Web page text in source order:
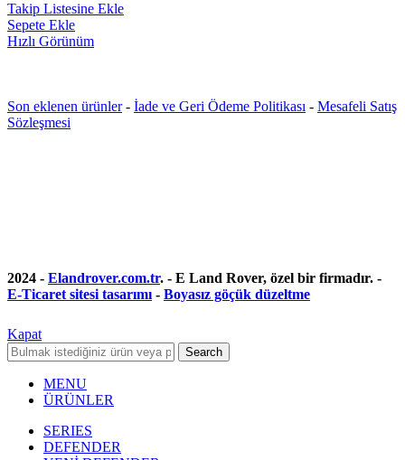
Takip Listesine Ekle
Sepete Ekle
Hızlı Görünüm
Son eklenen ürünler- İade ve Geri Ödeme Politikası - Mesafeli Satış
Sözleşmesi
2024 - Elandrover.com.tr. - E Land Rover, özel bir firmadır. -
E-Ticaret sitesi tasarımı - Boyasız göçük düzeltme
Kapat
Search
MENU
ÜRÜNLER
SERIES
DEFENDER